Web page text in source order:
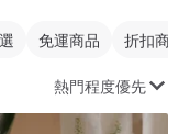
免運商品 折扣商
熱門程度優先